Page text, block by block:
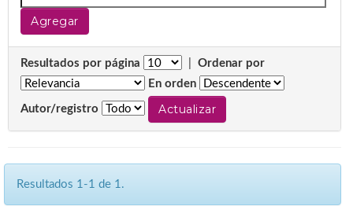
Resultados por página
Ordenar por
En orden
Autor/registro
Resultados 1-1 de 1.